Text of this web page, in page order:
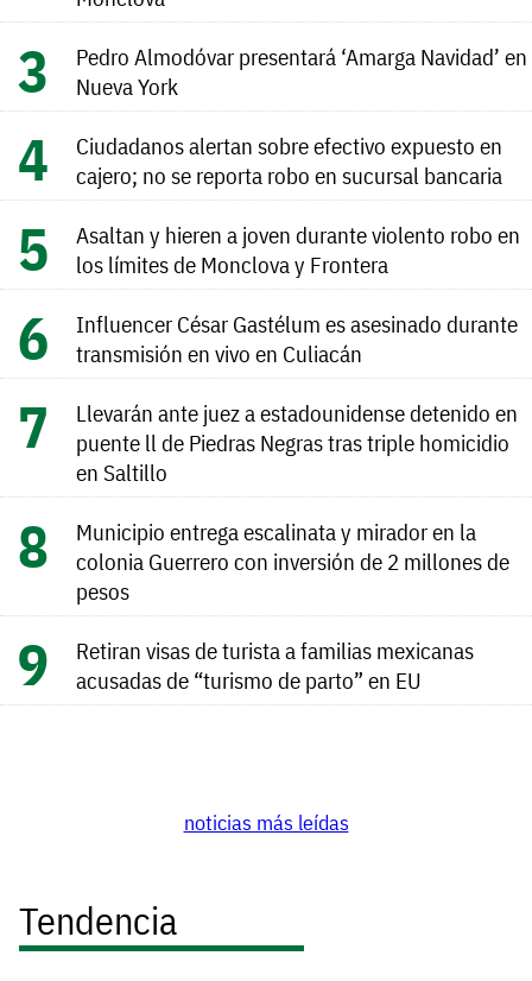
Pedro Almodóvar presentará ‘Amarga Navidad’ en
Nueva York
Ciudadanos alertan sobre efectivo expuesto en
cajero; no se reporta robo en sucursal bancaria
Asaltan y hieren a joven durante violento robo en
los límites de Monclova y Frontera
Influencer César Gastélum es asesinado durante
transmisión en vivo en Culiacán
Llevarán ante juez a estadounidense detenido en
puente ll de Piedras Negras tras triple homicidio
en Saltillo
Municipio entrega escalinata y mirador en la
colonia Guerrero con inversión de 2 millones de
pesos
Retiran visas de turista a familias mexicanas
acusadas de “turismo de parto” en EU
noticias más leídas
Tendencia